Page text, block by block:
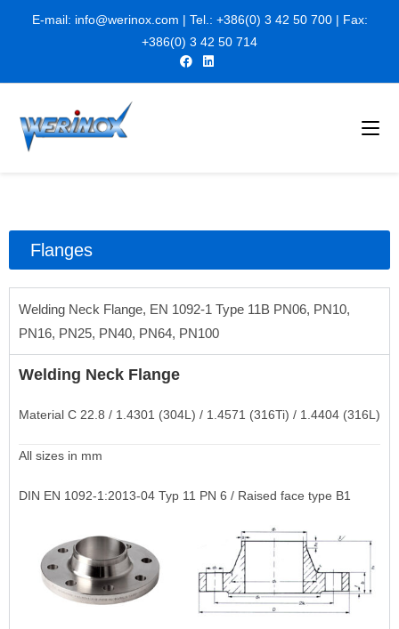
E-mail: info@werinox.com | Tel.: +386(0) 3 42 50 700| Fax:
+386(0) 3 42 50 714
Flanges
Welding Neck Flange, EN 1092-1 Type 11B PN06, PN10,
PN16, PN25, PN40, PN64, PN100
Welding Neck Flange
Material C 22.8 / 1.4301 (304L) / 1.4571 (316Ti) / 1.4404 (316L)
All sizes in mm
DIN EN 1092-1:2013-04 Typ 11 PN 6 / Raised face type B1